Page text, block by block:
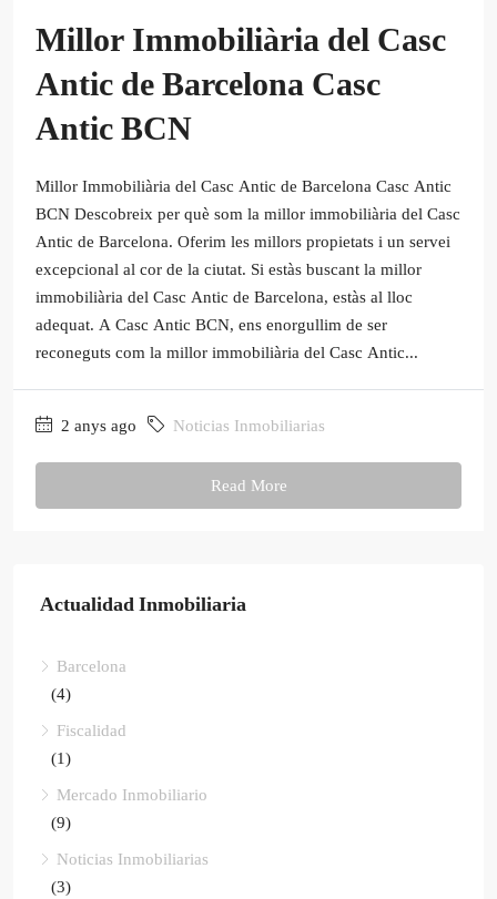
Millor Immobiliària del Casc
Antic de Barcelona Casc
Antic BCN
Millor Immobiliària del Casc Antic de Barcelona Casc Antic
BCN Descobreix per què som la millor immobiliària del Casc
Antic de Barcelona. Oferim les millors propietats i un servei
excepcional al cor de la ciutat. Si estàs buscant la millor
immobiliària del Casc Antic de Barcelona, estàs al lloc
adequat. A Casc Antic BCN, ens enorgullim de ser
reconeguts com la millor immobiliària del Casc Antic...
2 anys ago Noticias Inmobiliarias
Read More
Actualidad Inmobiliaria
Barcelona
(4)
Fiscalidad
(1)
Mercado Inmobiliario
(9)
Noticias Inmobiliarias
(3)